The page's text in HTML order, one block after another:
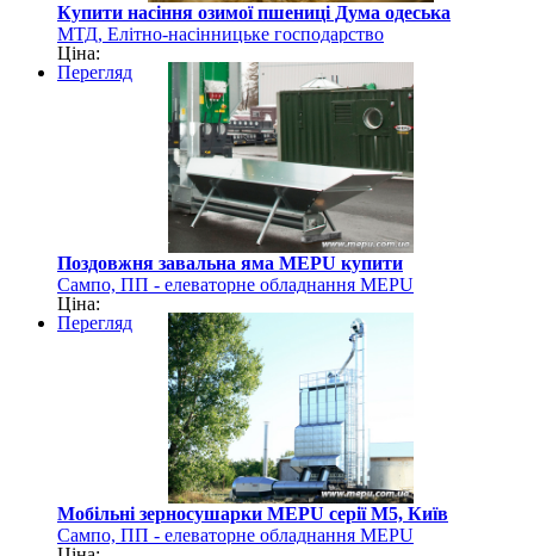
Купити насіння озимої пшениці Дума одеська
МТД, Елітно-насінницьке господарство
Ціна:
Перегляд
Поздовжня завальна яма MEPU купити
Сампо, ПП - елеваторне обладнання MEPU
Ціна:
Перегляд
Мобільні зерносушарки MEPU серії M5, Київ
Сампо, ПП - елеваторне обладнання MEPU